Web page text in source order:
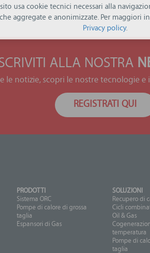
ALLA NOSTRA
le notizie, scopri le nostre tecnologie
REGISTRATI QUI
PRODOTTI
Sistema ORC
Pompe di calore di grossa
taglia
Espansori di Gas
SOLUZIONI
Recupero di
Cicli
Oil & Gas
temperatura
Pompe di
taglia
usa cookie tecnici necessari alla
aggregate e anonimizzate. Per maggiori
Privacy policy.